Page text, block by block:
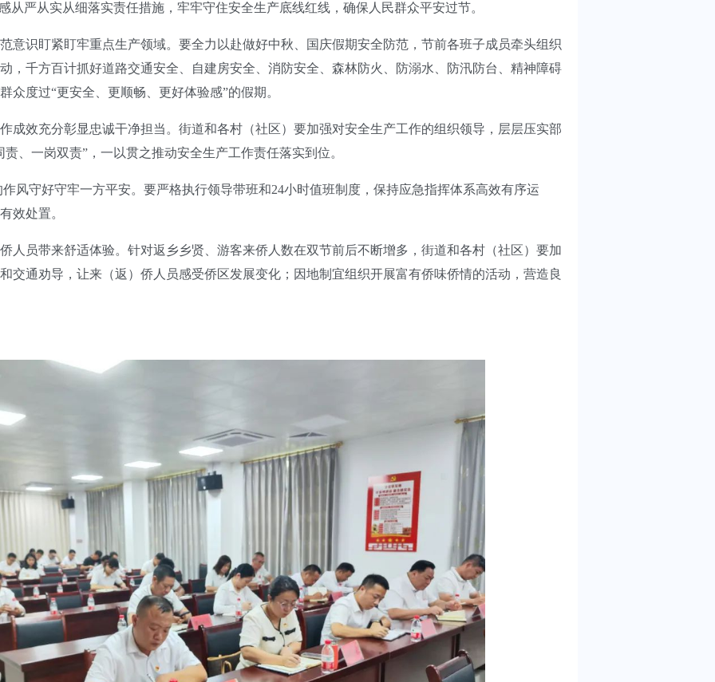
从严从实从细落实责任措施，牢牢守住安全生产底线红线，确保人民群众平安过节。
盯紧盯牢重点生产领域。要全力以赴做好中秋、国庆假期安全防范，节前各班子成员牵头组织
，千方百计抓好道路交通安全、自建房安全、消防安全、森林防火、防溺水、防汛防台、精神障碍
众度过“更安全、更顺畅、更好体验感”的假期。
充分彰显忠诚干净担当。街道和各村（社区）要加强对安全生产工作的组织领导，层层压实部
、一岗双责”，一以贯之推动安全生产工作责任落实到位。
守好守牢一方平安。要严格执行领导带班和24小时值班制度，保持应急指挥体系高效有序运
效处置。
带来舒适体验。针对返乡乡贤、游客来侨人数在双节前后不断增多，街道和各村（社区）要加
交通劝导，让来（返）侨人员感受侨区发展变化；因地制宜组织开展富有侨味侨情的活动，营造良